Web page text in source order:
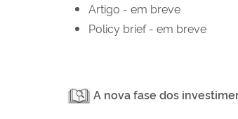
Artigo - em breve
Policy brief- em breve
A nova fase dos